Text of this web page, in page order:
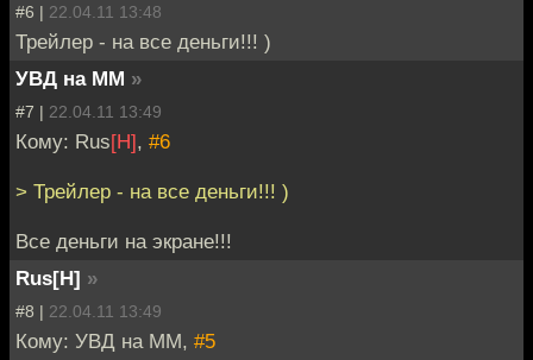
#6 | 22.04.11 13:48
Трейлер - на все деньги!!! )
УВД на ММ »
#7 | 22.04.11 13:49
Кому: Rus[H], #6
> Трейлер - на все деньги!!! )
Все деньги на экране!!!
Rus[H] »
#8 | 22.04.11 13:49
Кому: УВД на ММ, #5